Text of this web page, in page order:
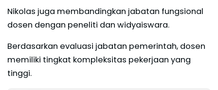
Nikolas juga membandingkan jabatan fungsional
dosen dengan peneliti dan widyaiswara.
Berdasarkan evaluasi jabatan pemerintah, dosen
memiliki tingkat kompleksitas pekerjaan yang
tinggi.